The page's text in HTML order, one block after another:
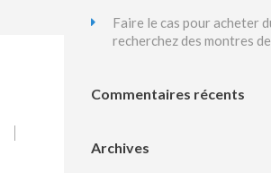
Faire le cas pour acheter
recherchez des montres
Commentaires récents
Archives